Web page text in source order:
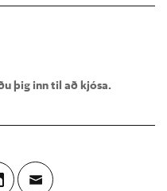
þig inn til að kjósa.